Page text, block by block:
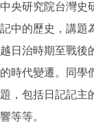
中央研究院台灣史
記中的歷史，講題
越日治時期至戰後
的時代變遷。同學
題，包括日記記主
響等等。